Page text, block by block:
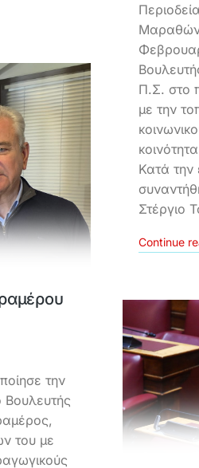
Π.Σ. στο
με την
Κατά την
Στέργιο
Continue
την
του με